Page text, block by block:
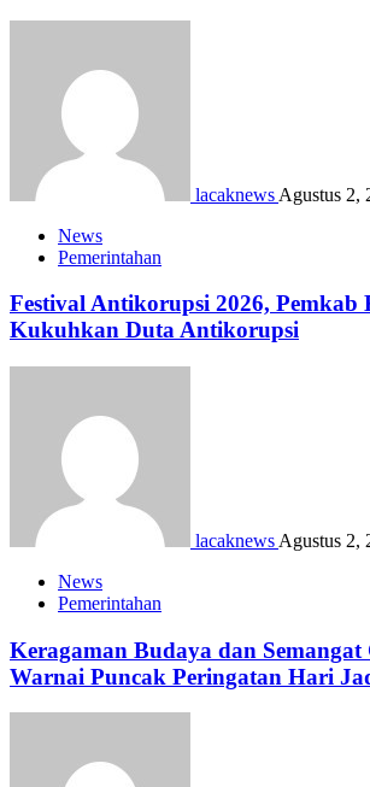
lacaknews Agustus 2,
News
Pemerintahan
Festival Antikorupsi 2026, Pemkab
Kukuhkan Duta Antikorupsi
lacaknews Agustus 2,
News
Pemerintahan
Keragaman Budaya dan Semangat
Warnai Puncak Peringatan Hari